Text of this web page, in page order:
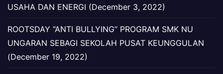
USAHA DAN ENERGI (December 3, 2022)
ROOTSDAY “ANTI BULLYING” PROGRAM SMK NU
UNGARAN SEBAGI SEKOLAH PUSAT KEUNGGULAN
(December 19, 2022)